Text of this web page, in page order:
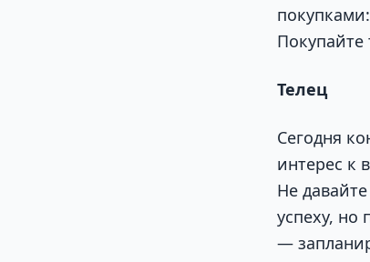
Покупайте
Телец
Сегодня
интерес к
Не
успеху, но
—